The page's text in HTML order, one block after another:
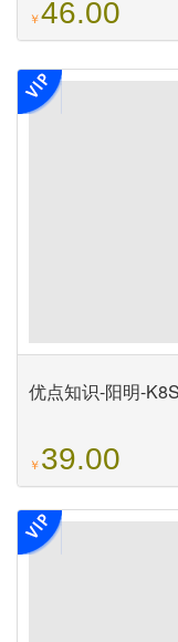
￥46.00
优点知识-阳明-
￥39.00